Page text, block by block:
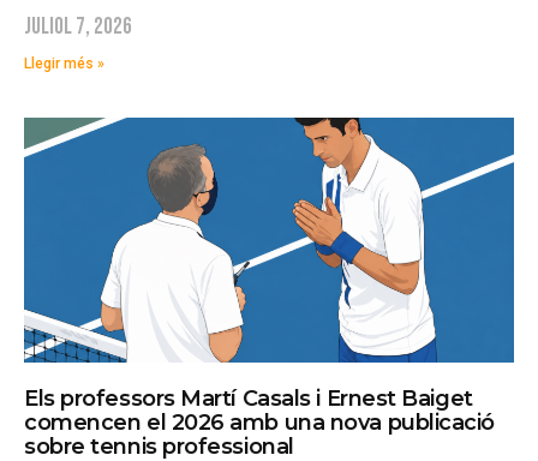
juliol 7, 2026
Llegir més »
Els professors Martí Casals i Ernest Baiget
comencen el 2026 amb una nova publicació
sobre tennis professional